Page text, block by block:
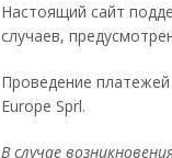
Настоящий сайт
случаев,
Проведение
Europe Sprl.
В случае